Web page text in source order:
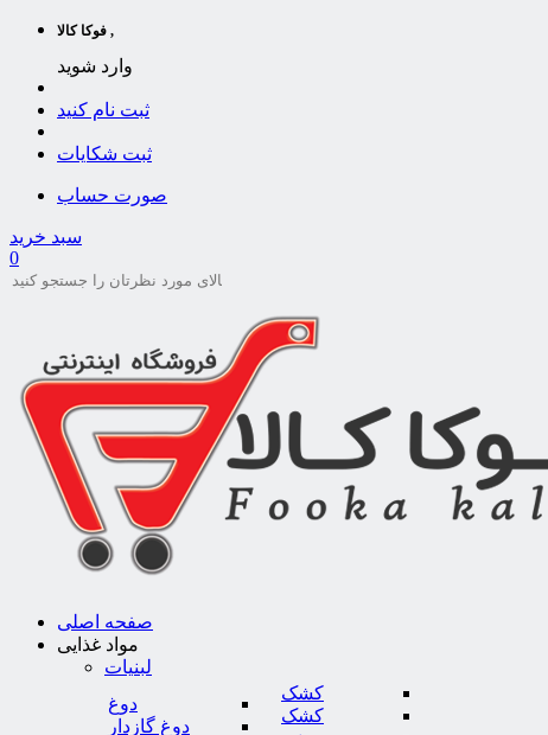
فوکا کالا ,
وارد شوید
ثبت نام کنید
ثبت شکایات
صورت حساب
سبد خرید
0
صفحه اصلی
مواد غذایی
لبنیات
کشک
کشک
دوغ
دوغ گازدار